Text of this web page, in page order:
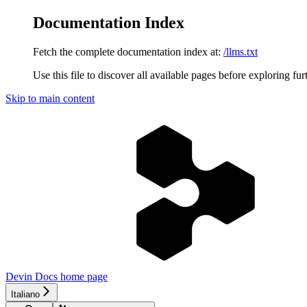
Documentation Index
Fetch the complete documentation index at: /llms.txt
Use this file to discover all available pages before exploring
Skip to main content
Devin Docs home page
Italiano